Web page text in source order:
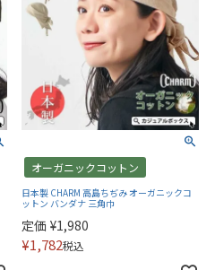
オーガニックコットン
日本製 CHARM 高島ちぢみ オーガニックコ
ットン バンダナ 三角巾
定価 ¥1,980
¥1,782税込